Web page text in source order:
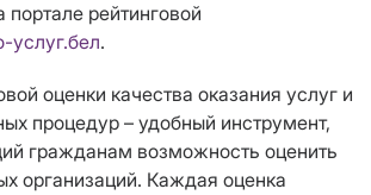
рейтинговой
услуг.бел.
оценки качества оказания услуг и
процедур – удобный инструмент,
гражданам возможность оценить
организаций. Каждая оценка